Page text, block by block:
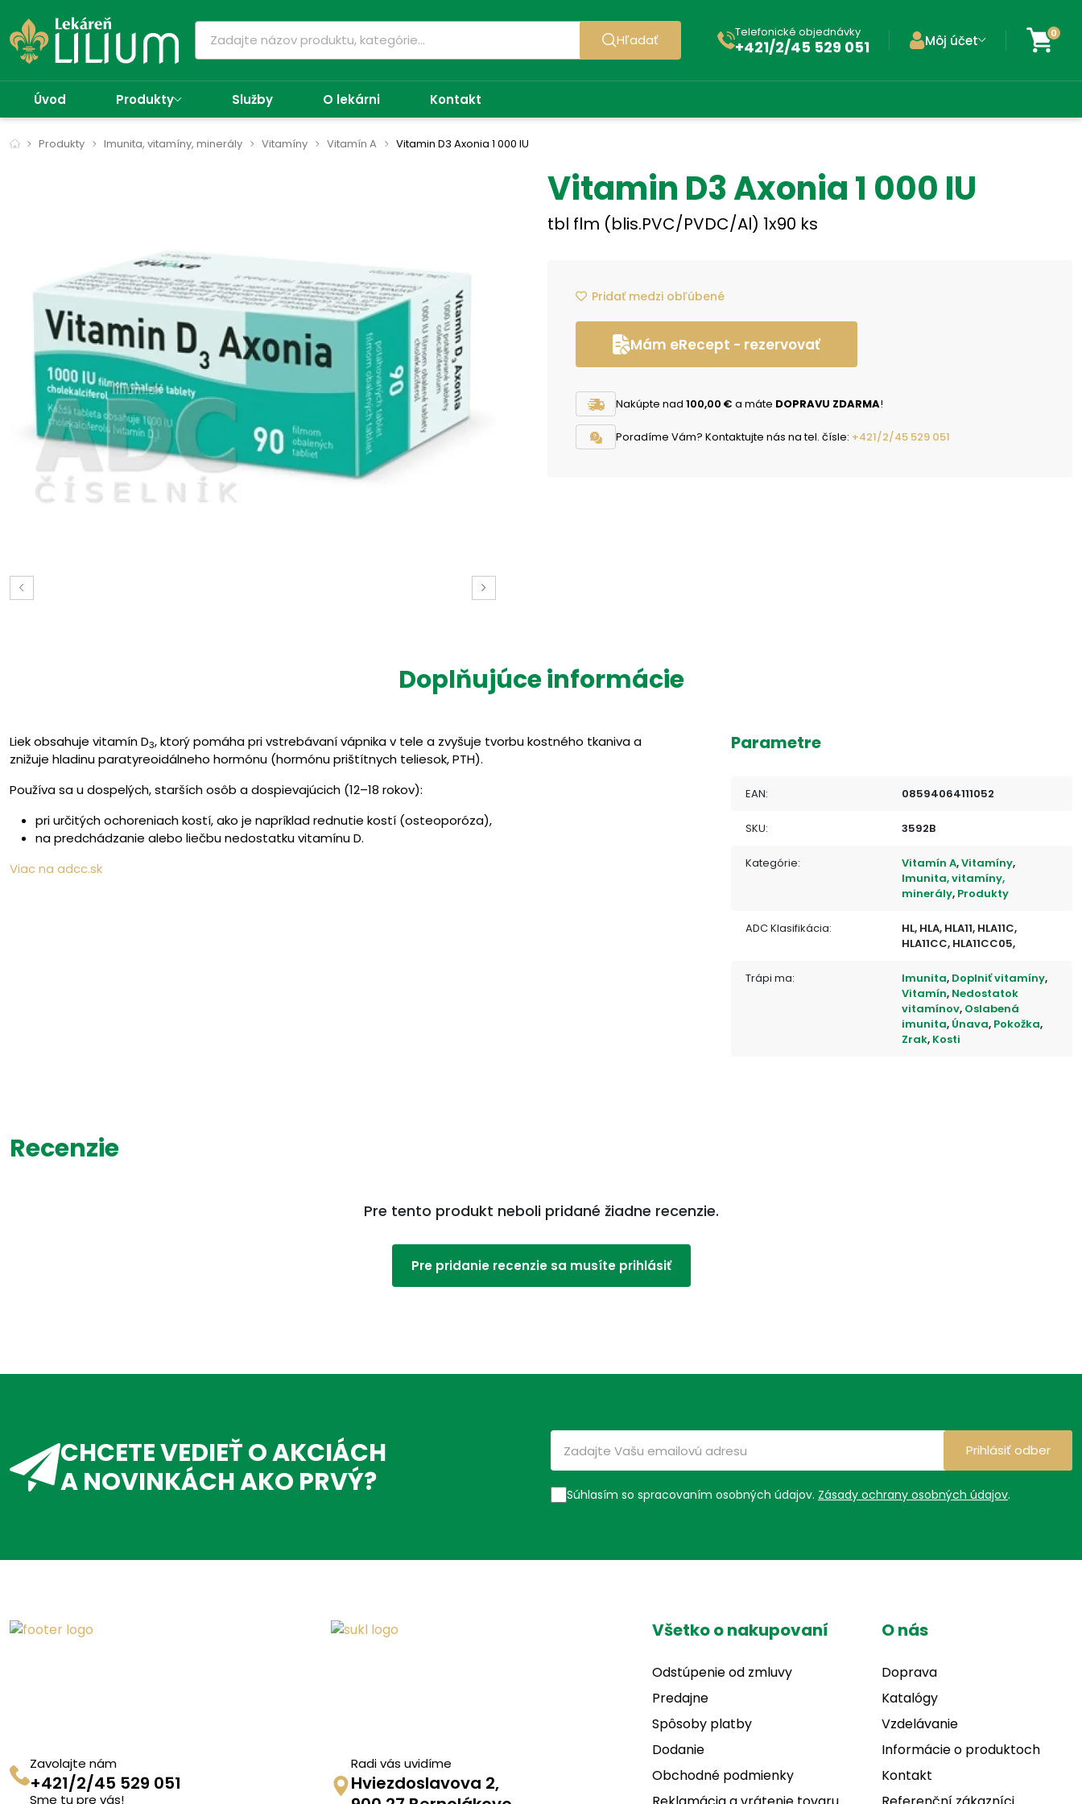
Hľadať Telefonické objednávky
+421/2/45 529 051 Môj účet 0
Úvod Produkty Služby O lekárni Kontakt
Produkty Imunita, vitamíny, minerály Vitamíny Vitamín A Vitamin D3 Axonia 1 000 IU
Vitamin D3 Axonia 1 000 IU
tbl flm (blis.PVC/PVDC/Al) 1x90 ks
Pridať medzi obľúbené
Mám eRecept - rezervovať
Nakúpte nad 100,00 € a máte DOPRAVU ZDARMA!
Poradíme Vám? Kontaktujte nás na tel. čísle: +421/2/45 529 051
Doplňujúce informácie
Liek obsahuje vitamín D3, ktorý pomáha pri vstrebávaní vápnika v tele a zvyšuje tvorbu kostného tkaniva a
znižuje hladinu paratyreoidálneho hormónu (hormónu prištítnych teliesok, PTH).
Používa sa u dospelých, starších osôb a dospievajúcich (12–18 rokov):
pri určitých ochoreniach kostí, ako je napríklad rednutie kostí (osteoporóza),
na predchádzanie alebo liečbu nedostatku vitamínu D.
Viac na adcc.sk
Parametre
EAN: 08594064111052
SKU: 3592B
Kategórie: Vitamín A,Vitamíny,
Imunita, vitamíny,
minerály, Produkty
ADC Klasifikácia:
HL, HLA, HLA11, HLA11C,
HLA11CC, HLA11CC05,
Trápi ma: Imunita, Doplniť vitamíny,
Vitamín, Nedostatok
vitamínov, Oslabená
imunita, Únava, Pokožka,
Zrak, Kosti
Recenzie
Pre tento produkt neboli pridané žiadne recenzie.
Pre pridanie recenzie sa musíte prihlásiť
CHCETE VEDIEŤ O AKCIÁCH
A NOVINKÁCH AKO PRVÝ?
Súhlasím so spracovaním osobných údajov. Zásady ochrany osobných údajov.
Prihlásiť odber
Zavolajte nám
+421/2/45 529 051
Sme tu pre vás!
Radi vás uvidíme
Hviezdoslavova 2,
Všetko o nakupovaní
Odstúpenie od zmluvy
Predajne
Spôsoby platby
Dodanie
Obchodné podmienky
O nás
Doprava
Katalógy
Vzdelávanie
Informácie o produktoch
Kontakt